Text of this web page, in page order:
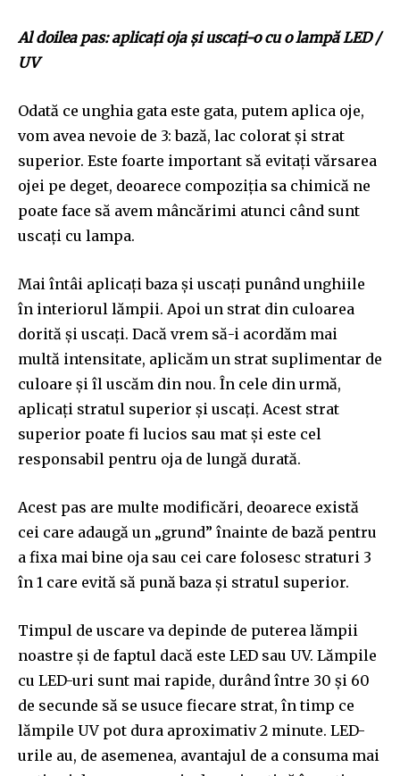
Join our community of
SUBSCRIBERS and be part of the
conversation.
To subscribe, simply enter your email address on our website
or click the subscribe button below. Don't worry, we respect
your privacy and won't spam your inbox. Your information is
SUBSCRIBE
I've read and accept the Privacy Policy
32,111
Cititori
32,214
Cititori Cititori
Al doilea pas: aplicați oja și uscați-o cu o lampă LED /
UV
Odată ce unghia gata este gata, putem aplica oje,
vom avea nevoie de 3: bază, lac colorat și strat
superior. Este foarte important să evitați vărsarea
ojei pe deget, deoarece compoziția sa chimică ne
poate face să avem mâncărimi atunci când sunt
uscați cu lampa.
Mai întâi aplicați baza și uscați punând unghiile
în interiorul lămpii. Apoi un strat din culoarea
dorită și uscaţi. Dacă vrem să-i acordăm mai
multă intensitate, aplicăm un strat suplimentar de
culoare și îl uscăm din nou. În cele din urmă,
aplicați stratul superior și uscați. Acest strat
superior poate fi lucios sau mat și este cel
responsabil pentru oja de lungă durată.
Acest pas are multe modificări, deoarece există
cei care adaugă un „grund” înainte de bază pentru
a fixa mai bine oja sau cei care folosesc straturi 3
în 1 care evită să pună baza și stratul superior.
Timpul de uscare va depinde de puterea lămpii
noastre și de faptul dacă este LED sau UV. Lămpile
cu LED-uri sunt mai rapide, durând între 30 și 60
de secunde să se usuce fiecare strat, în timp ce
lămpile UV pot dura aproximativ 2 minute. LED-
urile au, de asemenea, avantajul de a consuma mai